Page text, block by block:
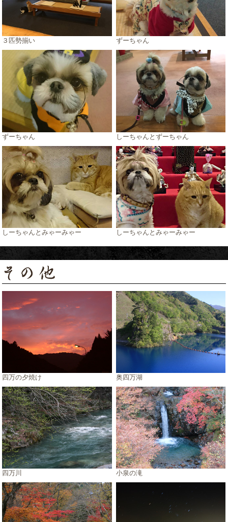
３匹勢揃い ずーちゃん
ずーちゃん しーちゃんとずーちゃん
しーちゃんとみゃーみゃー しーちゃんとみゃーみゃー
四万の夕焼け 奥四万湖
四万川 小泉の滝